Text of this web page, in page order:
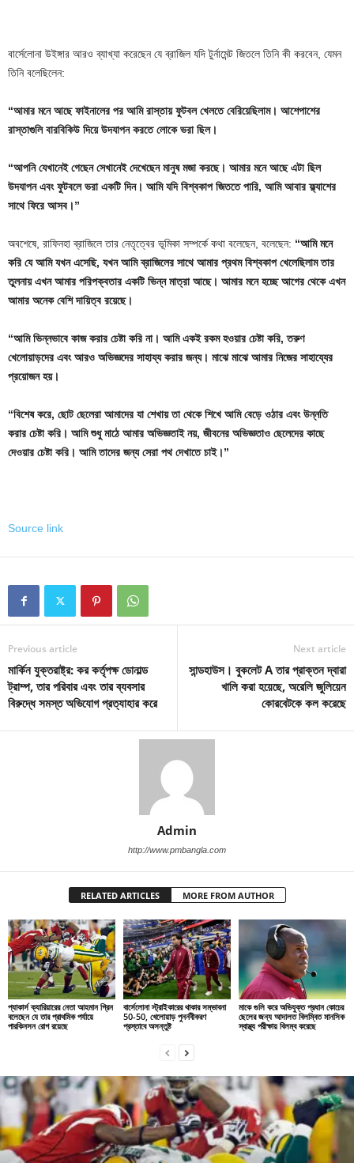
বার্সেলোনা উইঙ্গার আরও ব্যাখ্যা করেছেন যে ব্রাজিল যদি টুর্নামেন্ট জিতলে তিনি কী করবেন, যেমন
তিনি বলেছিলেন:
“আমার মনে আছে ফাইনালের পর আমি রাস্তায় ফুটবল খেলতে বেরিয়েছিলাম। আশেপাশের
রাস্তাগুলি বারবিকিউ দিয়ে উদযাপন করতে লোকে ভরা ছিল।
“আপনি যেখানেই গেছেন সেখানেই দেখেছেন মানুষ মজা করছে। আমার মনে আছে এটা ছিল
উদযাপন এবং ফুটবলে ভরা একটি দিন। আমি যদি বিশ্বকাপ জিততে পারি, আমি আবার ফ্ল্যাশের
সাথে ফিরে আসব।”
অবশেষে, রাফিনহা ব্রাজিলে তার নেতৃত্বের ভূমিকা সম্পর্কে কথা বলেছেন, বলেছেন: “আমি মনে
করি যে আমি যখন এসেছি, যখন আমি ব্রাজিলের সাথে আমার প্রথম বিশ্বকাপ খেলেছিলাম তার
তুলনায় এখন আমার পরিপক্বতার একটি ভিন্ন মাত্রা আছে। আমার মনে হচ্ছে আগের থেকে এখন
আমার অনেক বেশি দায়িত্ব রয়েছে।
“আমি ভিন্নভাবে কাজ করার চেষ্টা করি না। আমি একই রকম হওয়ার চেষ্টা করি, তরুণ
খেলোয়াড়দের এবং আরও অভিজ্ঞদের সাহায্য করার জন্য। মাঝে মাঝে আমার নিজের সাহায্যের
প্রয়োজন হয়।
“বিশেষ করে, ছোট ছেলেরা আমাদের যা শেখায় তা থেকে শিখে আমি বেড়ে ওঠার এবং উন্নতি
করার চেষ্টা করি। আমি শুধু মাঠে আমার অভিজ্ঞতাই নয়, জীবনের অভিজ্ঞতাও ছেলেদের কাছে
দেওয়ার চেষ্টা করি। আমি তাদের জন্য সেরা পথ দেখাতে চাই।”
Source link
Previous article
মার্কিন যুক্তরাষ্ট্র: কর কর্তৃপক্ষ ডোনাল্ড
ট্রাম্প, তার পরিবার এবং তার ব্যবসার
বিরুদ্ধে সমস্ত অভিযোগ প্রত্যাহার করে
Next article
সান্ডহাউস। বুকলেট A তার প্রাক্তন দ্বারা
খালি করা হয়েছে, অরেলি জুলিয়েন
কোরবেটকে কল করেছে
Admin
http://www.pmbangla.com
RELATED ARTICLES MORE FROM AUTHOR
প্যাকার্স ক্যারিয়ারের নেতা আহমান গ্রিন
বলেছেন যে তার প্রাথমিক পর্যায়ে
পারকিনসন রোগ রয়েছে
বার্সেলোনা স্ট্রাইকারের থাকার সম্ভাবনা
50-50, খেলোয়াড় পুনর্নবীকরণ
প্রস্তাবে অসন্তুষ্ট
মাকে গুলি করে অভিযুক্ত প্রধান কোচের
ছেলের জন্য আদালত বিলম্বিত মানসিক
স্বাস্থ্য পরীক্ষায় বিলম্ব করেছে